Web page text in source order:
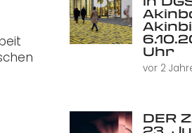
Uhr
vor 2
DER